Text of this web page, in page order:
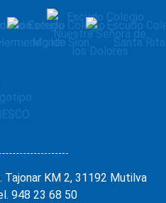
KM 2, 31192 Mutilva
948 23 68 50